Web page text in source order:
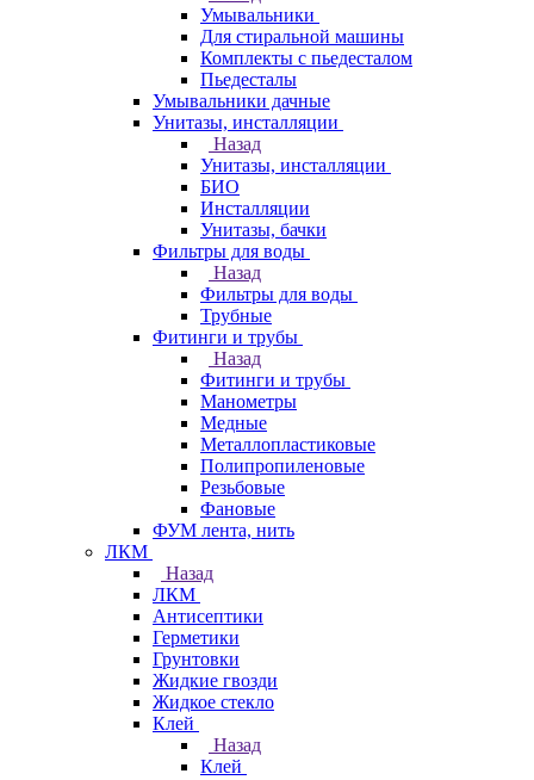
Умывальники
Для стиральной машины
Комплекты с пьедесталом
Пьедесталы
Умывальники дачные
Унитазы, инсталляции
Назад
Унитазы, инсталляции
БИО
Инсталляции
Унитазы, бачки
Фильтры для воды
Назад
Фильтры для воды
Трубные
Фитинги и трубы
Назад
Фитинги и трубы
Манометры
Медные
Металлопластиковые
Полипропиленовые
Резьбовые
Фановые
ФУМ лента, нить
ЛКМ
Назад
ЛКМ
Антисептики
Герметики
Грунтовки
Жидкие гвозди
Жидкое стекло
Клей
Назад
Клей